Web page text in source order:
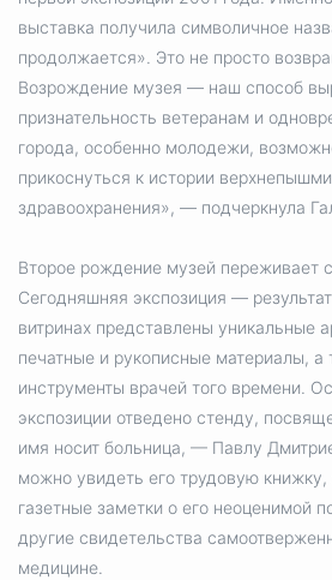
выставка получила символичное
продолжается». Это не просто
Возрождение музея — наш способ
признательность ветеранам и
города, особенно молодежи,
прикоснуться к истории
здравоохранения», — подчеркнула
Второе рождение музей переживает
Сегодняшняя экспозиция —
витринах представлены уникальные
печатные и рукописные материалы, а
инструменты врачей того времени.
экспозиции отведено стенду,
имя носит больница, — Павлу
можно увидеть его трудовую книжку,
газетные заметки о его неоценимой
другие свидетельства
медицине.